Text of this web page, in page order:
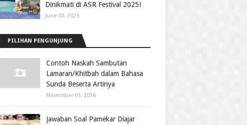
Dinikmati di ASR Festival 2025!
June 03, 2025
PILIHAN PENGUNJUNG
Contoh Naskah Sambutan
Lamaran/Khitbah dalam Bahasa
Sunda Beserta Artinya
November 01, 2016
Jawaban Soal Pamekar Diajar